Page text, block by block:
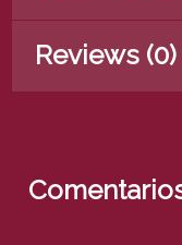
Reviews (0)